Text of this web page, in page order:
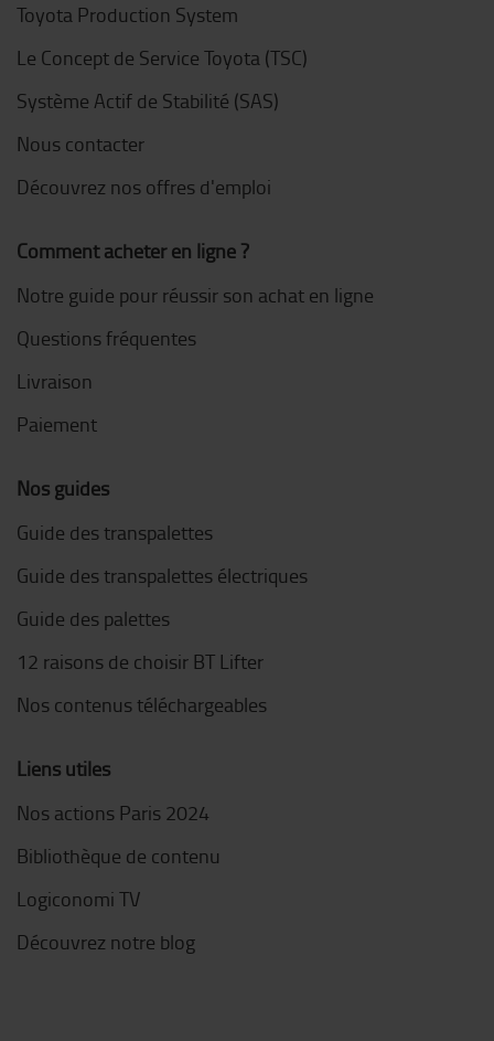
Toyota Production System
Le Concept de Service Toyota (TSC)
Système Actif de Stabilité (SAS)
Nous contacter
Découvrez nos offres d'emploi
Comment acheter en ligne ?
Notre guide pour réussir son achat en ligne
Questions fréquentes
Livraison
Paiement
Nos guides
Guide des transpalettes
Guide des transpalettes électriques
Guide des palettes
12 raisons de choisir BT Lifter
Nos contenus téléchargeables
Liens utiles
Nos actions Paris 2024
Bibliothèque de contenu
Logiconomi TV
Découvrez notre blog